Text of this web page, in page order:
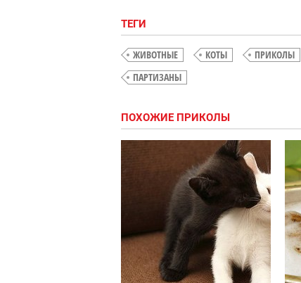
ТЕГИ
ЖИВОТНЫЕ КОТЫ ПРИКОЛЫ
ПАРТИЗАНЫ
ПОХОЖИЕ ПРИКОЛЫ